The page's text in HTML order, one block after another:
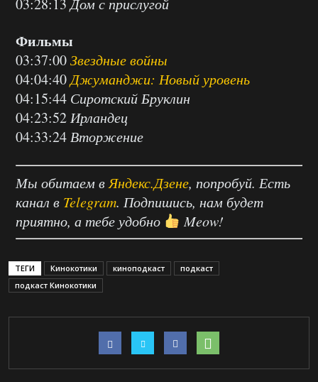
Фильмы
03:37:00Звездные войны
04:04:40Джуманджи: Новый уровень
04:15:44 Сиротский Бруклин
04:23:52 Ирландец
04:33:24 Вторжение
Мы обитаем в Яндекс.Дзене, попробуй. Есть
канал в Telegram. Подпишись, нам будет
приятно, а тебе удобно
Meow!
ТЕГИ Кинокотики киноподкаст
подкаст
подкаст Кинокотики